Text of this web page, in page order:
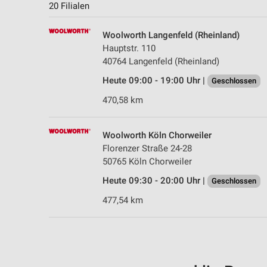
20 Filialen
Woolworth Langenfeld (Rheinland)
Hauptstr. 110
40764 Langenfeld (Rheinland)
Heute 09:00 - 19:00 Uhr |
Geschlossen
470,58 km
Woolworth Köln Chorweiler
Florenzer Straße 24-28
50765 Köln Chorweiler
Heute 09:30 - 20:00 Uhr |
Geschlossen
477,54 km